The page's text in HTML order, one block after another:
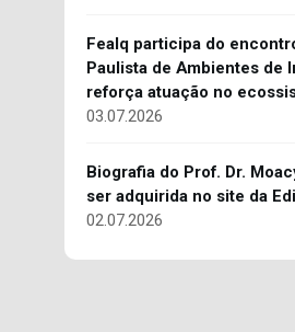
Fealq participa do
Paulista de Ambientes de
reforça atuação no
03.07.2026
Biografia do Prof. Dr.
ser adquirida no site da
02.07.2026